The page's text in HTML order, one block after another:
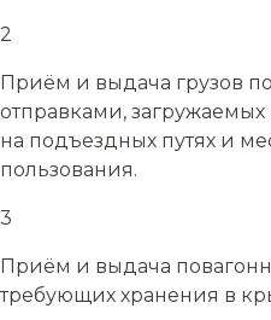
2
Приём и выдача грузов
отправками,
на подъездных путях и
пользования.
3
Приём и выдача
требующих хранения в